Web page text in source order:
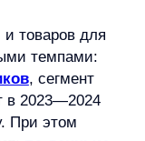
поиска
сложные